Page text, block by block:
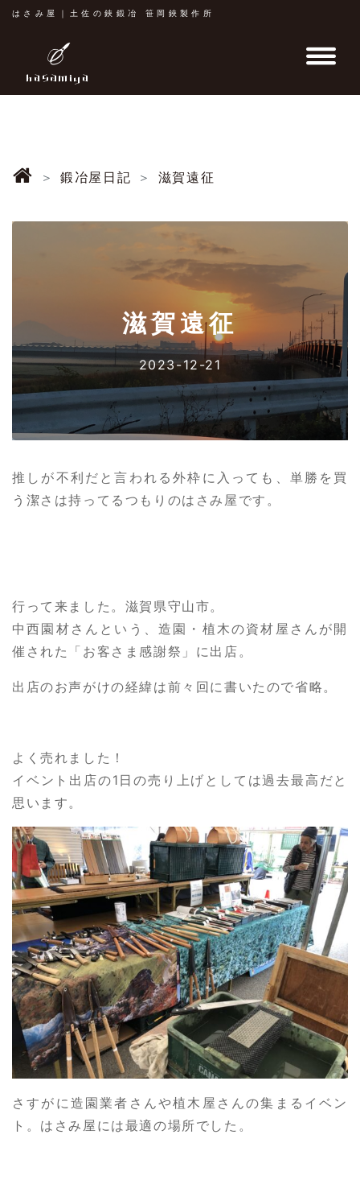
はさみ屋｜土佐の鋏鍛冶 笹岡鋏製作所
鍛冶屋日記 滋賀遠征
滋賀遠征
2023-12-21
推しが不利だと言われる外枠に入っても、単勝を買
う潔さは持ってるつもりのはさみ屋です。
行って来ました。滋賀県守山市。
中西園材さんという、造園・植木の資材屋さんが開
催された「お客さま感謝祭」に出店。
出店のお声がけの経緯は前々回に書いたので省略。
よく売れました！
イベント出店の1日の売り上げとしては過去最高だと
思います。
さすがに造園業者さんや植木屋さんの集まるイベン
ト。はさみ屋には最適の場所でした。